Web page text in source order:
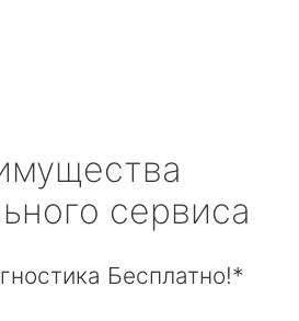
сервиса
Бесплатно!*